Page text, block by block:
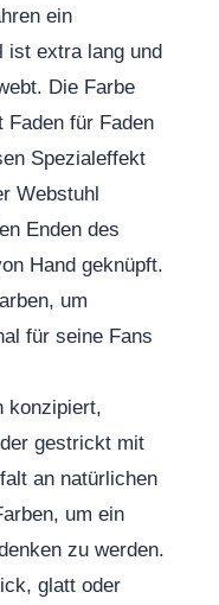
ein
ist extra lang und
Die Farbe
für Faden
Spezialeffekt
Webstuhl
Enden des
Hand geknüpft.
um
für seine Fans
konzipiert,
gestrickt mit
an natürlichen
um ein
zu werden.
glatt oder